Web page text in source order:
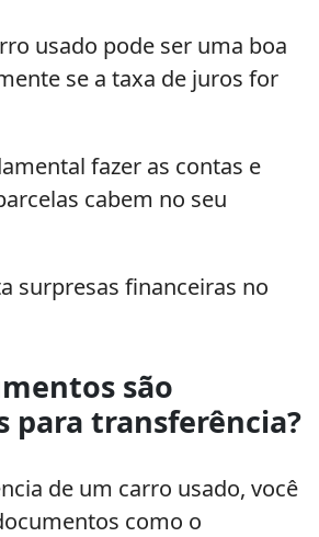
usado pode ser uma boa
se a taxa de juros for
fazer as contas e
cabem no seu
surpresas financeiras no
são
para transferência?
de um carro usado, você
como o